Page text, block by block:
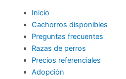
Inicio
Cachorros disponibles
Preguntas frecuentes
Razas de perros
Precios referenciales
Adopción